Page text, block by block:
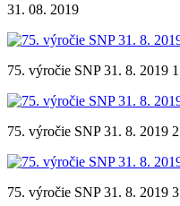
31. 08. 2019
75. výročie SNP 31. 8. 2019 1
75. výročie SNP 31. 8. 2019 2
75. výročie SNP 31. 8. 2019 3